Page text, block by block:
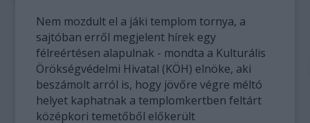
Nem mozdult el a jáki templom tornya, a
sajtóban erről megjelent hírek egy
félreértésen alapulnak - mondta a Kulturális
Örökségvédelmi Hivatal (KÖH) elnöke, aki
beszámolt arról is, hogy jövőre végre méltó
helyet kaphatnak a templomkertben feltárt
középkori temetőből előkerült